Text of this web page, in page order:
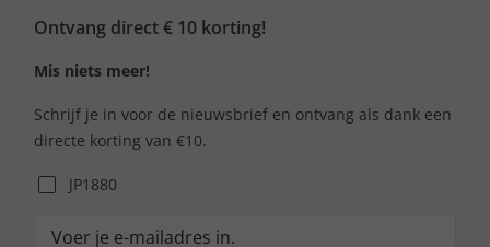
Ontvang direct € 10 korting!
Mis niets meer!
Schrijf je in voor de nieuwsbrief en ontvang als dank een
directe korting van €10.
JP1880